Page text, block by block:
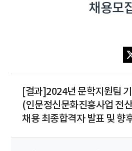
채용모
[결과]2024년 문학지원팀
(인문정신문화진흥사업 전
채용 최종합격자 발표 및 향